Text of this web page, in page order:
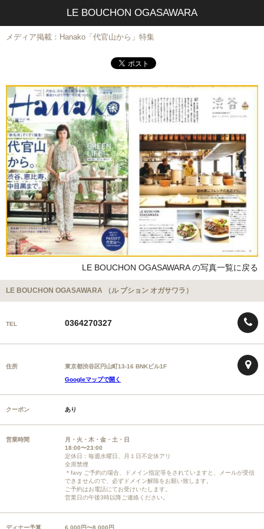
LE BOUCHON OGASAWARA
メディア掲載：Hanako「代官山から」特集
LE BOUCHON OGASAWARA の写真一覧に戻る
LE BOUCHON OGASAWARA （ル ブション オガサワラ）
TEL 0364270327
住所
東京都渋谷区円山町13-16 BNKビル1F
Googleマップで開く
クーポン あり
営業時間
月・火・木・金・土・日
18:00〜23:00
定休日：毎週水曜日、月１日不定休アリ
全席禁煙
＊favy ご予約の場合、ドメイン指定等をされていますと、メールが受信
できませんので、必ずドメイン解除をお願い致します。
ご予約はお電話にてお受けいたします。
営業日の午後3時以降ご連絡ください。